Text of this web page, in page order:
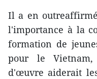
Il a en
l'importance à la
formation de
pour le Vietnam,
d'œuvre aiderait